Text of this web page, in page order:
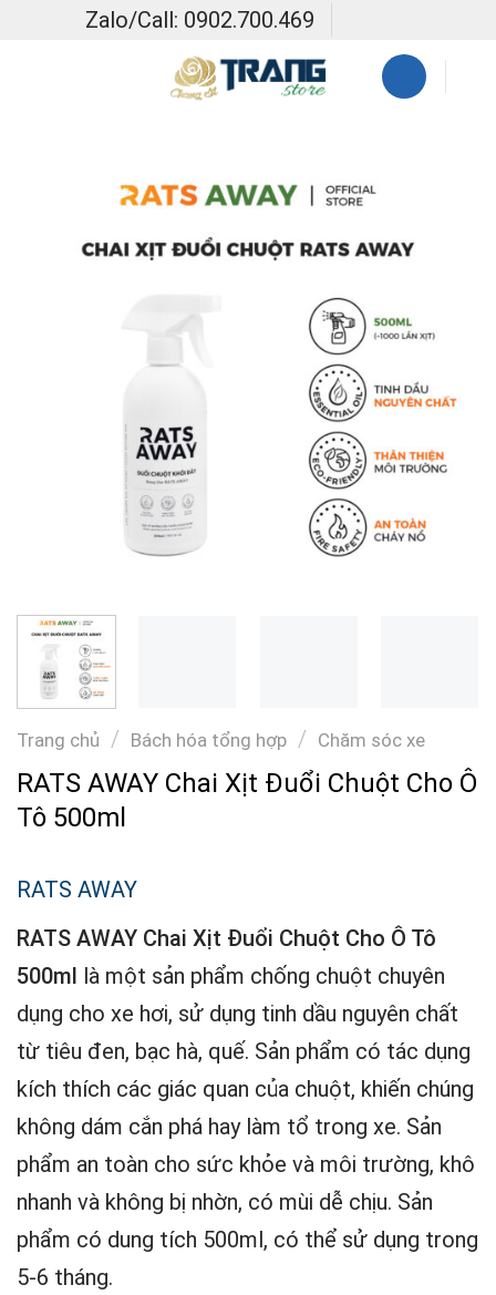
Zalo/Call: 0902.700.469
Trang chủ / Bách hóa tổng hợp / Chăm sóc xe
RATS AWAY Chai Xịt Đuổi Chuột Cho Ô
Tô 500ml
RATS AWAY
RATS AWAY Chai Xịt Đuổi Chuột Cho Ô Tô
500ml là một sản phẩm chống chuột chuyên
dụng cho xe hơi, sử dụng tinh dầu nguyên chất
từ tiêu đen, bạc hà, quế. Sản phẩm có tác dụng
kích thích các giác quan của chuột, khiến chúng
không dám cắn phá hay làm tổ trong xe. Sản
phẩm an toàn cho sức khỏe và môi trường, khô
nhanh và không bị nhờn, có mùi dễ chịu. Sản
phẩm có dung tích 500ml, có thể sử dụng trong
5-6 tháng.